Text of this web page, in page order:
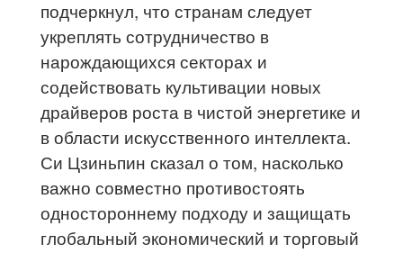
подчеркнул, что странам следует
укреплять сотрудничество в
нарождающихся секторах и
содействовать культивации новых
драйверов роста в чистой энергетике и
в области искусственного интеллекта.
Си Цзиньпин сказал о том, насколько
важно совместно противостоять
одностороннему подходу и защищать
глобальный экономический и торговый